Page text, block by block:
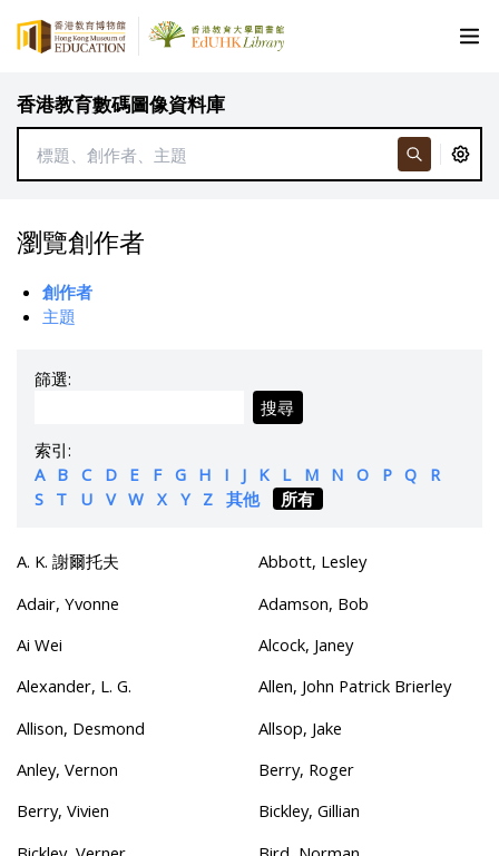
香港教育數碼圖像資料庫
瀏覽創作者
創作者
主題
篩選:
搜尋
索引:
A
B C D E F G H I J K L M N O P Q
R
S
T U V W X Y Z 其他 所有
A. K. 謝爾托夫
Abbott, Lesley
Adair, Yvonne
Adamson, Bob
Ai Wei
Alcock, Janey
Alexander, L. G.
Allen, John Patrick Brierley
Allison, Desmond
Allsop, Jake
Anley, Vernon
Berry, Roger
Berry, Vivien
Bickley, Gillian